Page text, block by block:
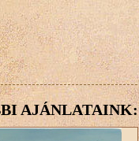
AJÁNLATAINK: